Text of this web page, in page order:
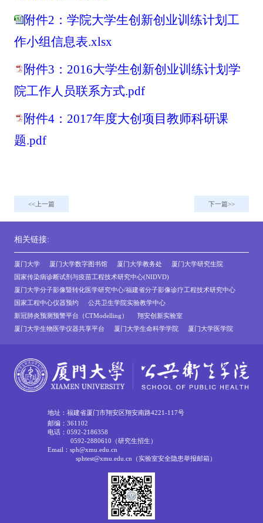
附件2：学院大学生创新创业训练计划工
作小组信息表.xlsx
附件3：2016大学生创新创业训练计划学
院工作人员联系方式.pdf
附件4：2017年度大创项目教师科研课
题.pdf
上一篇 下一篇
相关链接:
厦门大学 厦门大学数字图书馆 厦门大学教务处
厦门大学研究生院
国家传染病诊断试剂与疫苗工程技术研究中心(NIDVD)
厦门大学分子影像暨转化医学研究中心/福建省分子影像诊疗工程技术研究中心
国家工程中心仪器预约
公共卫生学院实验教学中心
新冠肺炎预测预警平台（CTModelling）
翔安创新实验室
厦门大学生物医学仪器共享平台
厦门大学生命科学学院 厦门大学医学院
地址：福建省厦门市翔安区翔安南路4221-117号
邮编：361102
电话：0592-2186358
0592-2880610（研究生招生）
Email：sph@xmu.edu.cn
sphtest@xmu.edu.cn（实验室安全隐患举报邮箱）